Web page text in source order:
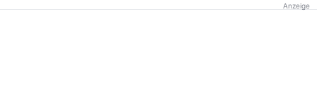
Anzeige